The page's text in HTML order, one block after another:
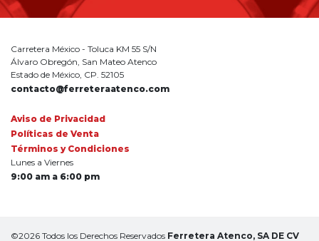
Carretera México - Toluca KM 55 S/N
Álvaro Obregón, San Mateo Atenco
Estado de México, CP. 52105
contacto@ferreteraatenco.com
Aviso de Privacidad
Políticas de Venta
Términos y Condiciones
Lunes a Viernes
9:00 am a 6:00 pm
©2026 Todos los Derechos Reservados Ferretera Atenco, SA DE CV